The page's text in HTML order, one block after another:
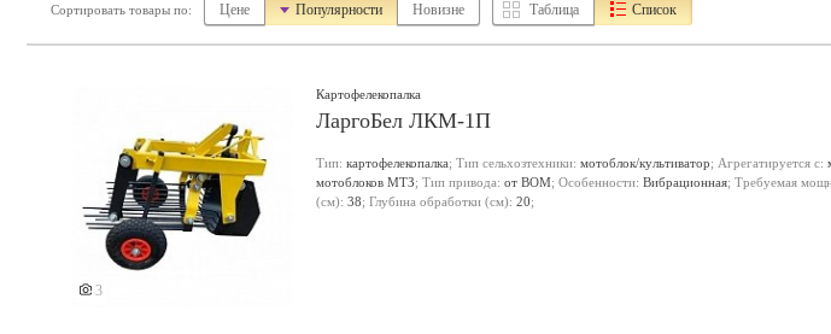
Сортировать товары по: Цене Популярности Новизне Таблица Список
3
Картофелекопалка
ЛаргоБел ЛКМ-1П
Тип: картофелекопалка; Тип сельхозтехники: мотоблок/культиватор; Агрегатируется с:
мотоблоков МТЗ; Тип привода: от ВОМ; Особенности: Вибрационная; Требуемая
(см): 38; Глубина обработки (см): 20;